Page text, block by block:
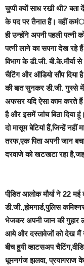
चुप्पी क्यों साध रखी थी? बता
के पद पर तैनात हैं। वहीं
ही उन्होंने अपनी पहली
पत्नी लाने का सपना देख रहे
विभाग के डी.जी. बी.के.मौर्या
चैटिंग और ऑडियो सौंप दिया
की बात सुनकर डी.जी. गुस्से में
अफसर यदि ऐसा काम करते हैं
है और इसमें जांच बिठा दिया हूं।
दो मासूम बेटियां हैं,जिन्हें
तरफ,एक पिता अपनी जान
दरवाजे को खटखटा रहा
पीडि़त आलोक मौर्या ने 22
डी.जी.,होमगार्ड,पुलिस
भेजकर अपनी जान की गुहार
आये और दस्तावेजों को देख मैं
बीच हुयी व्हाटसअप
धूमनगंज झलवा, प्रयागराज के